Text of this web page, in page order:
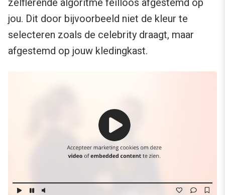
zelflerende algoritme feilloos afgestemd op
jou. Dit door bijvoorbeeld niet de kleur te
selecteren zoals de celebrity draagt, maar
afgestemd op jouw kledingkast.